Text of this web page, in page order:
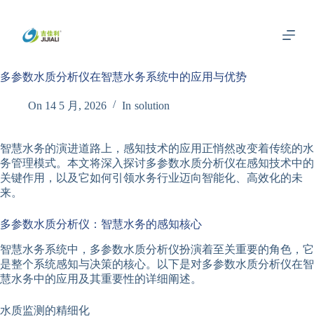
内
多参数水质分析仪在智慧水务系统中的应用与优势
On 14 5 月, 2026 In solution
智慧水务的演进道路上，感知技术的应用正悄然改变着传统的水
务管理模式。本文将深入探讨多参数水质分析仪在感知技术中的
关键作用，以及它如何引领水务行业迈向智能化、高效化的未
来。
多参数水质分析仪：智慧水务的感知核心
智慧水务系统中，多参数水质分析仪扮演着至关重要的角色，它
是整个系统感知与决策的核心。以下是对多参数水质分析仪在智
慧水务中的应用及其重要性的详细阐述。
水质监测的精细化